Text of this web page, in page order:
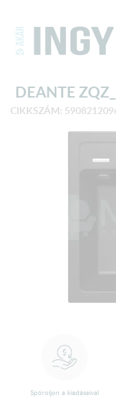
DEANTE
CIKKSZÁM:
Spóroljon a kiadásaival